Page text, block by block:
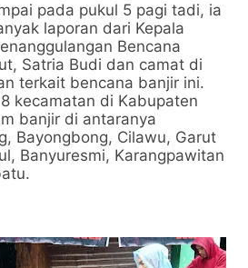
pada pukul 5 pagi tadi, ia
laporan dari Kepala
Bencana
Satria Budi dan camat di
terkait bencana banjir ini.
kecamatan di Kabupaten
banjir di antaranya
Bayongbong, Cilawu, Garut
Banyuresmi, Karangpawitan